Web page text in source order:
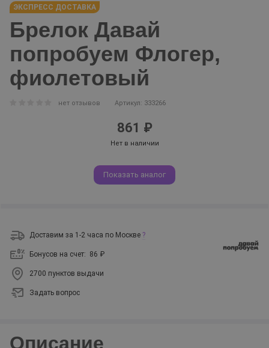
ЭКСПРЕСС ДОСТАВКА
Брелок Давай
попробуем Флогер,
фиолетовый
нет отзывов Артикул: 333266
861 ₽
Нет в наличии
Показать аналог
Доставим за 1-2 часа по Москве ?
Бонусов на счет: 86 ₽
2700 пунктов выдачи
Задать вопрос
Описание